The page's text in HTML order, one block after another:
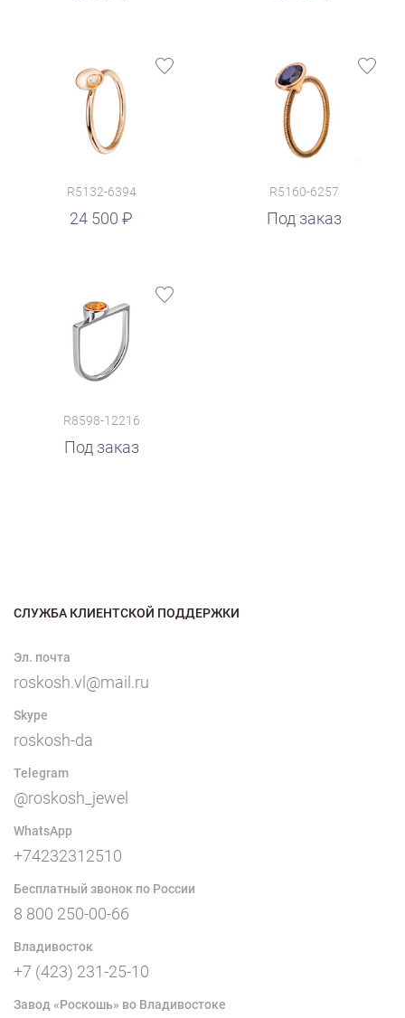
R5132-6394
24 500
R5160-6257
Под заказ
R8598-12216
Под заказ
СЛУЖБА КЛИЕНТСКОЙ ПОДДЕРЖКИ
Эл. почта
roskosh.vl@mail.ru
Skype
roskosh-da
Telegram
@roskosh_jewel
WhatsApp
+74232312510
Бесплатный звонок по России
8 800 250-00-66
Владивосток
+7 (423) 231-25-10
Завод «Роскошь» во Владивостоке